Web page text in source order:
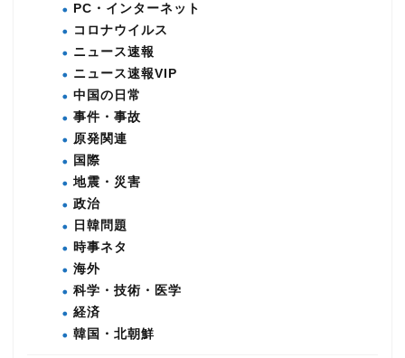
PC・インターネット
コロナウイルス
ニュース速報
ニュース速報VIP
中国の日常
事件・事故
原発関連
国際
地震・災害
政治
日韓問題
時事ネタ
海外
科学・技術・医学
経済
韓国・北朝鮮